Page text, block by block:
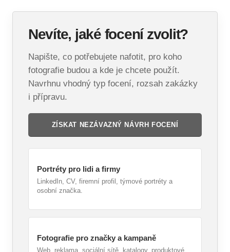
Nevíte, jaké focení zvolit?
Napište, co potřebujete nafotit, pro koho
fotografie budou a kde je chcete použít.
Navrhnu vhodný typ focení, rozsah zakázky
i přípravu.
ZÍSKAT NEZÁVAZNÝ NÁVRH FOCENÍ
Portréty pro lidi a firmy
LinkedIn, CV, firemní profil, týmové portréty a
osobní značka.
Fotografie pro značky a kampaně
Web, reklama, sociální sítě, katalogy, produktové